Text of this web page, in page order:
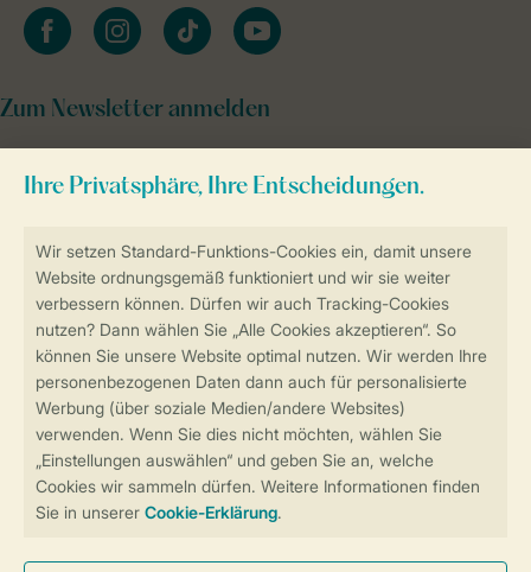
Sicherstellung Deiner Privatsphäre
Sicher und schnell zur Online-Buchung
Sichere Datenübertragung
Sicheres Bezahlen
facebookinstagramtiktok youtube
Zum Newsletter anmelden